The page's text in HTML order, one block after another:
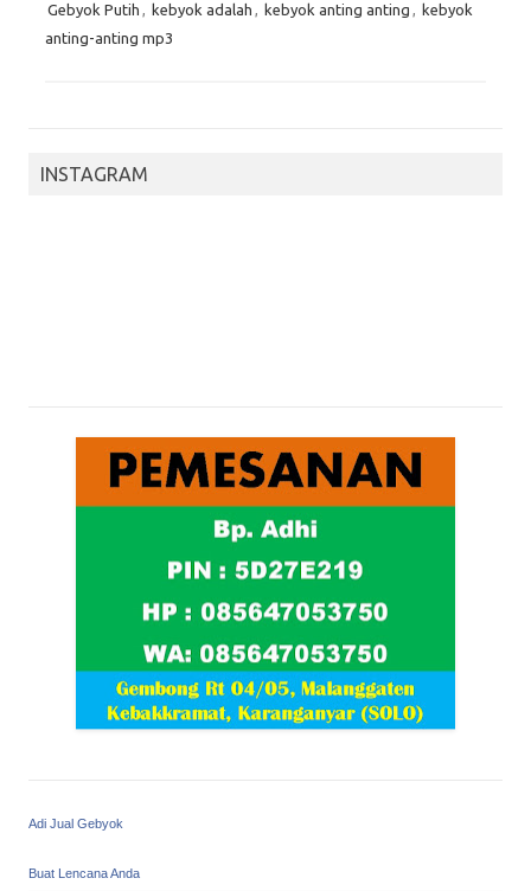
Gebyok Putih , kebyok adalah , kebyok anting anting , kebyok
anting-anting mp3
INSTAGRAM
Adi Jual Gebyok
Buat Lencana Anda